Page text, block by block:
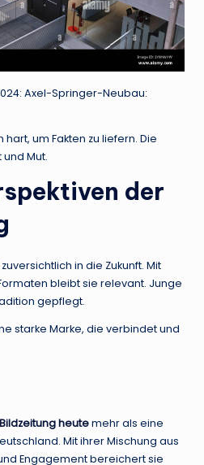
Axel-Springer-Neubau:
um Fakten zu liefern. Die
Mut.
der
in die Zukunft. Mit
bleibt sie relevant. Junge
gepflegt.
starke Marke, die verbindet und
Bildzeitung heutemehr als eine
Mit ihrer Mischung aus
Engagement bereichert sie